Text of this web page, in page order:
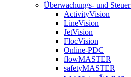
Überwachungs- und
ActivityVision
LineVision
JetVision
FlocVision
Online-PDC
flowMASTER
safetyMASTER